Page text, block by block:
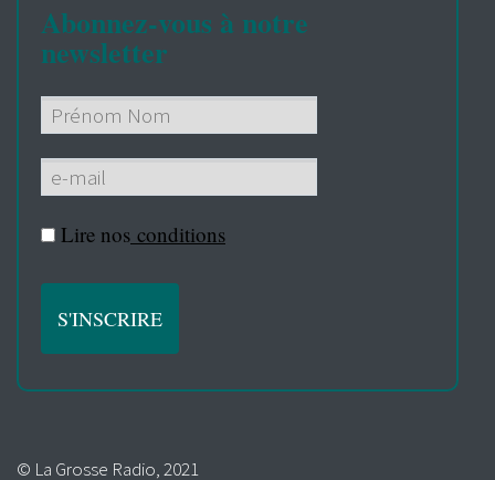
Abonnez-vous à notre
newsletter
Lire nos conditions
© La Grosse Radio, 2021